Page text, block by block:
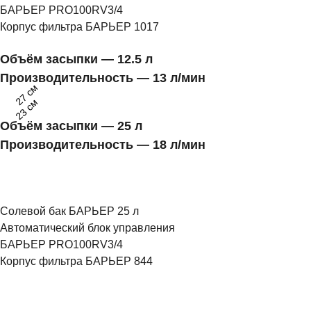
БАРЬЕР PRO100RV3/4
Корпус фильтра БАРЬЕР 1017
Объём засыпки — 12.5 л
Производительность — 13 л/мин
27 см
23 см
Объём засыпки — 25 л
Производительность — 18 л/мин
Солевой бак БАРЬЕР 25 л
Автоматический блок управления
БАРЬЕР PRO100RV3/4
Корпус фильтра БАРЬЕР 844